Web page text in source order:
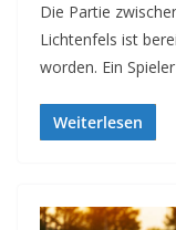
Die Partie
Lichtenfels ist
worden. Ein
Weiterlesen